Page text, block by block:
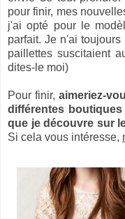
pour finir, mes
j'ai opté pour le
parfait. Je n'ai
paillettes suscitaient
dites-le moi)
Pour finir, aimeriez-
différentes boutiques
que je découvre sur
Si cela vous intéresse,